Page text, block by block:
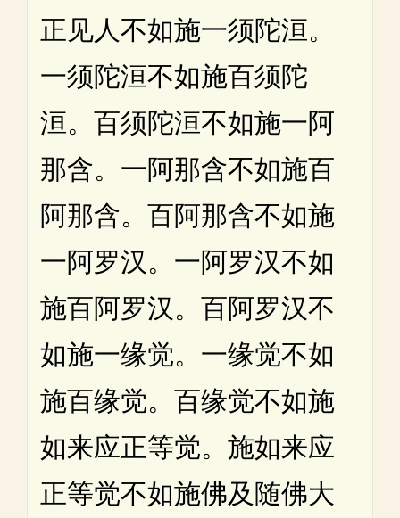
正见人不如施一须陀洹。
一须陀洹不如施百须陀
洹。百须陀洹不如施一阿
那含。一阿那含不如施百
阿那含。百阿那含不如施
一阿罗汉。一阿罗汉不如
施百阿罗汉。百阿罗汉不
如施一缘觉。一缘觉不如
施百缘觉。百缘觉不如施
如来应正等觉。施如来应
正等觉不如施佛及随佛大